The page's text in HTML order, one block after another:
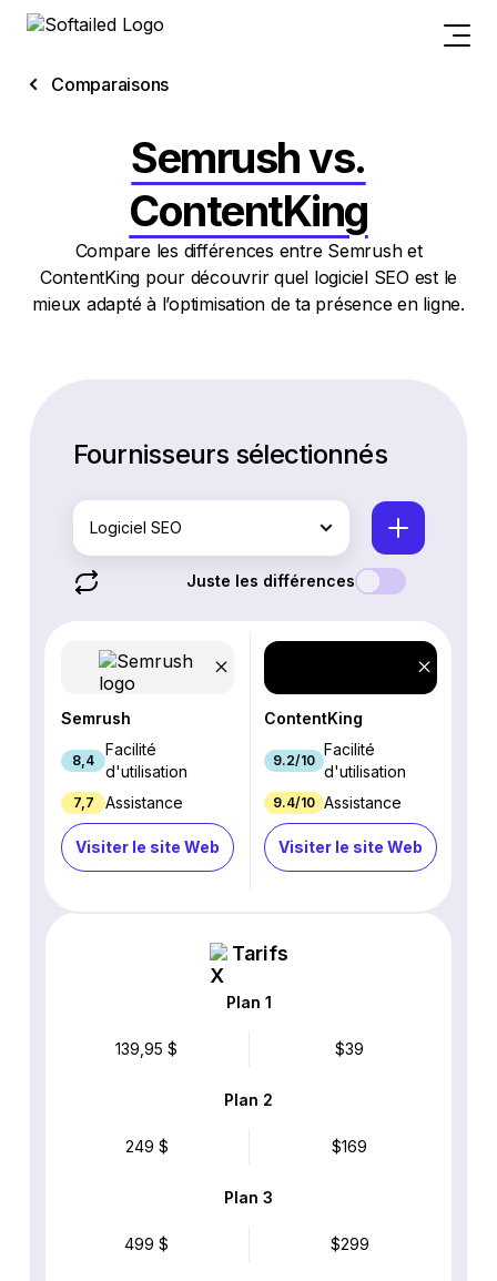
Comparaisons
Semrush vs.
ContentKing
Compare les différences entre Semrush et
ContentKing pour découvrir quel logiciel SEO est le
mieux adapté à l’optimisation de ta présence en ligne.
Fournisseurs sélectionnés
Logiciel SEO
Juste les différences
Semrush
8,4
Facilité
d'utilisation
7,7 Assistance
Visiter le site Web
ContentKing
9.2/10
Facilité
d'utilisation
9.4/10 Assistance
Visiter le site Web
Tarifs
Plan 1
139,95 $ $39
Plan 2
249 $ $169
Plan 3
499 $ $299